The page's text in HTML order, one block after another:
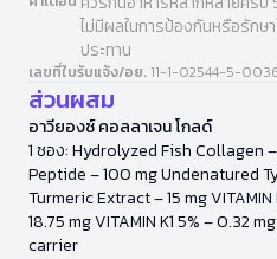
ไม่มีผลในการป้องกันหรือรักษ
ประทาน
เลขที่ใบรับแจ้ง/อย. 11-1-02544-5-
ส่วนผสม
อาวียองซ์ คอลลาเจน โกลด์
1 ซอง: Hydrolyzed Fish Collagen
Peptide – 100 mg Undenatured
Turmeric Extract – 15 mg
18.75 mg VITAMIN K1 5% – 0.32
carrier